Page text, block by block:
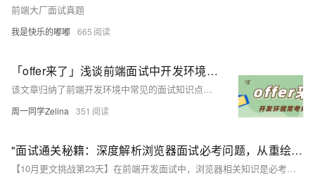
前端大厂面试真题
我是快乐的嘟嘟 665
「offer来了」浅谈前端面试中开发环境常考知识点
该文章归纳了前端开发环境中常见的面试知识点，特别是围绕Git的使用进行了详细介绍，包括Git的基本概念、常用命令以及在团队协作中的最佳实践，同时还涉及了Chrome调试工具和Linux命令行的基础操作。
周一同学Zelina 351
"面试通关秘籍：深度解析浏览器面试必考问题，从重绘回流到事件委托，让你一举拿下前端 Offer！"
【10月更文挑战第23天】在前端开发面试中，浏览器相关知识是必考内容。本文总结了四个常见问题：浏览器渲染机制、重绘与回流、性能优化及事件委托。通过具体示例和对比分析，帮助求职者更好地理解和准备面试。掌握这些知识点，有助于提升面试表现和实际工作能力。